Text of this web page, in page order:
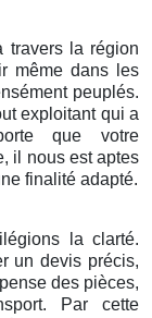
travers la région
même dans les
peuplés.
exploitant qui a
que votre
il nous est aptes
finalité adapté.
la clarté.
un devis précis,
des pièces,
Par cette